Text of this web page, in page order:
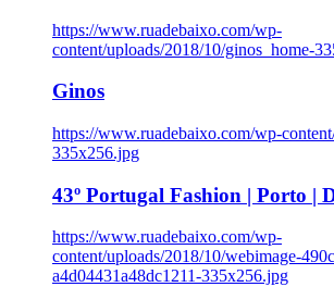
https://www.ruadebaixo.com/wp-
content/uploads/2018/10/ginos_home-
Ginos
https://www.ruadebaixo.com/wp-
335x256.jpg
43º Portugal Fashion | Porto |
https://www.ruadebaixo.com/wp-
content/uploads/2018/10/webimage-
a4d04431a48dc1211-335x256.jpg